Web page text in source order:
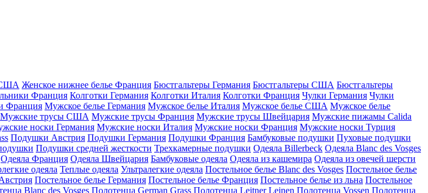
США Женское нижнее белье Франция Бюстгальтеры Германия Бюстгальтеры США Бюстгальтеры
Франция Колготки Германия Колготки Италия Колготки Франция Чулки Германия Чулки
Франция Мужское белье Германия Мужское белье Италия Мужское белье США Мужское белье
Мужские трусы США Мужские трусы Франция Мужские трусы Швейцария Мужские пижамы Calida
носки Германия Мужские носки Италия Мужские носки Франция Мужские носки Турция
Подушки Австрия Подушки Германия Подушки Франция Бамбуковые подушки Пуховые подушки
Подушки средней жесткости Трехкамерные подушки Одеяла Billerbeck Одеяла Blanc des Vosges
Одеяла Франция Одеяла Швейцария Бамбуковые одеяла Одеяла из кашемира Одеяла из овечей шерсти
одеяла Теплые одеяла Ультралегкие одеяла Постельное белье Blanc des Vosges Постельное белье
Постельное белье Германия Постельное белье Франция Постельное белье из льна Постельное
Blanc des Vosges Полотенца German Grass Полотенца Leitner Leinen Полотенца Vossen Полотенца